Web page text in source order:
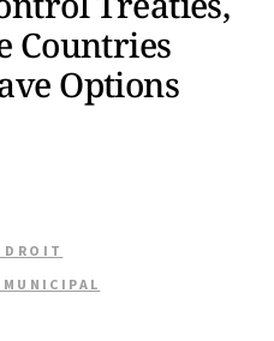
Countries
Options